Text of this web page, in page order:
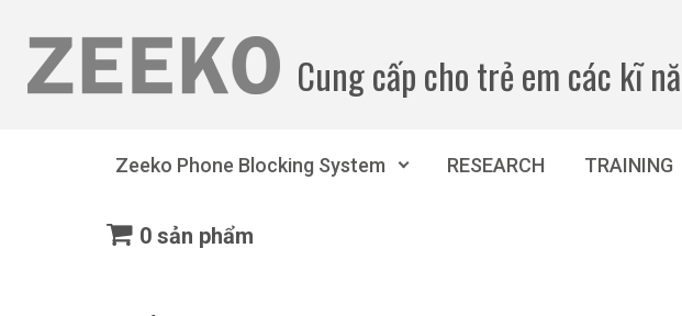
Cung cấp cho trẻ em các kĩ
Zeeko Phone Blocking System RESEARCH TRAINING
0 sản phẩm